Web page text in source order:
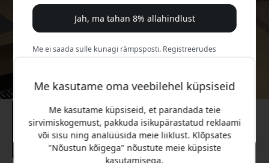
Me kasutame oma veebilehel küpsiseid
Me kasutame küpsiseid, et parandada teie
sirvimiskogemust, pakkuda isikupärastatud reklaami
või sisu ning analüüsida meie liiklust. Klõpsates
"Nõustun kõigega" nõustute meie küpsiste
kasutamisega.
Jah, ma tahan 8% allahindlust
Me ei saada sulle kunagi rämpsposti. Registreerudes